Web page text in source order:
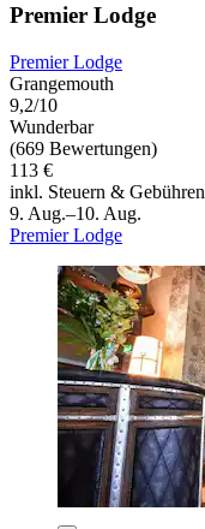
Premier Lodge
Premier Lodge
Grangemouth
9,2/10
Wunderbar
(669 Bewertungen)
113 €
inkl. Steuern & Gebühren
9. Aug.–10. Aug.
Premier Lodge